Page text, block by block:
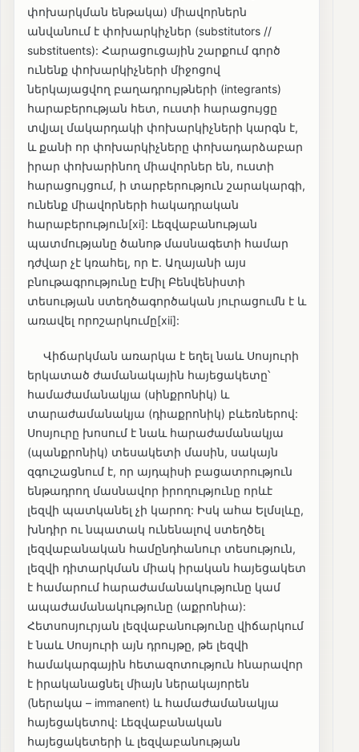
փոխարկման ենթակա) միավորներն
անվանում է փոխարկիչներ (substitutors //
substituents): Հարացուցային շարքում գործ
ունենք փոխարկիչների միջոցով
ներկայացվող բաղադրույթների (integrants)
հարաբերության հետ, ուստի հարացույցը
տվյալ մակարդակի փոխարկիչների կարգն է,
և քանի որ փոխարկիչները փոխադարձաբար
իրար փոխարինող միավորներ են, ուստի
հարացույցում, ի տարբերություն շարակարգի,
ունենք միավորների հակադրական
հարաբերություն[xi]: Լեզվաբանության
պատմությանը ծանոթ մասնագետի համար
դժվար չէ կռահել, որ Է. Աղայանի այս
բնութագրությունը Էմիլ Բենվենիստի
տեսության ստեղծագործական յուրացումն է և
առավել որոշարկումը[xii]:
Վիճարկման առարկա է եղել նաև Սոսյուրի
երկատած ժամանակային հայեցակետը՝
համաժամանակյա (սինքրոնիկ) և
տարաժամանակյա (դիաքրոնիկ) բևեռներով:
Սոսյուրը խոսում է նաև հարաժամանակյա
(պանքրոնիկ) տեսակետի մասին, սակայն
զգուշացնում է, որ այդպիսի բացատրություն
ենթադրող մասնավոր իրողությունը որևէ
լեզվի պատկանել չի կարող: Իսկ ահա Ելմսլևը,
խնդիր ու նպատակ ունենալով ստեղծել
լեզվաբանական համընդհանուր տեսություն,
լեզվի դիտարկման միակ իրական հայեցակետ
է համարում հարաժամանակությունը կամ
ապաժամանակությունը (աքրոնիա):
Հետսոսյուրյան լեզվաբանությունը վիճարկում
է նաև Սոսյուրի այն դրույթը, թե լեզվի
համակարգային հետազոտություն հնարավոր
է իրականացնել միայն ներակայորեն
(ներակա – immanent) և համաժամանակյա
հայեցակետով: Լեզվաբանական
հայեցակետերի և լեզվաբանության